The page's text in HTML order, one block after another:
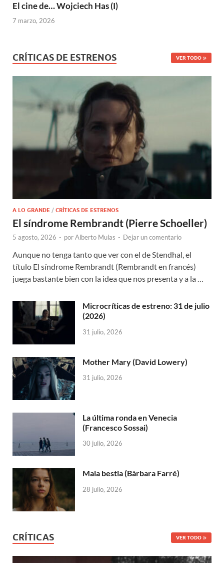
El cine de… Wojciech Has (I)
7 marzo, 2026
CRÍTICAS DE ESTRENOS VER TODO
A LO GRANDE / CRÍTICAS DE ESTRENOS
El síndrome Rembrandt (Pierre Schoeller)
5 agosto, 2026 - porAlberto Mulas - Dejar un comentario
Aunque no tenga tanto que ver con el de Stendhal, el
título El síndrome Rembrandt (Rembrandt en francés)
juega bastante bien con la idea que nos presenta y a la …
Microcríticas de estreno: 31 de julio
(2026)
31 julio, 2026
Mother Mary (David Lowery)
31 julio, 2026
La última ronda en Venecia
(Francesco Sossai)
30 julio, 2026
Mala bestia (Bàrbara Farré)
28 julio, 2026
CRÍTICAS VER TODO